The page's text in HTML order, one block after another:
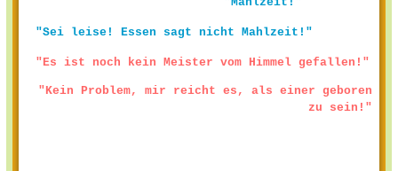
"Sei leise! Essen sagt nicht Mahlzeit!"
"Es ist noch kein Meister vom Himmel gefallen!"
"Kein Problem, mir reicht es, als einer geboren
zu sein!"